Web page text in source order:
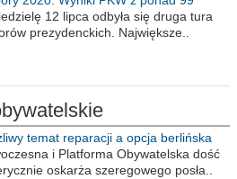
obwodów
12 lipca odbyła się druga tura
prezydenckich. Największe..
temat reparacji a opcja berlińska
i Platforma Obywatelska dość
oskarża szeregowego posła..